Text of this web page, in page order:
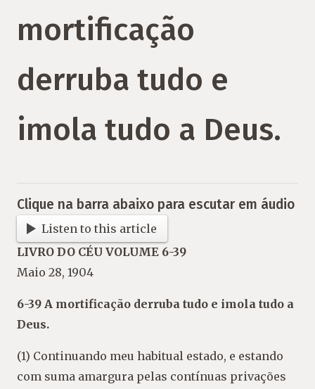
mortificação
derruba tudo e
imola tudo a Deus.
Clique na barra abaixo para escutar em áudio
Listen to this article
LIVRO DO CÉU VOLUME 6-39
Maio 28, 1904
6-39 A mortificação derruba tudo e imola tudo a
Deus.
(1) Continuando meu habitual estado, e estando
com suma amargura pelas contínuas privações